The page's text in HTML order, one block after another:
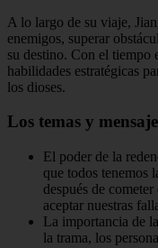
A lo largo de su viaje,
enemigos, superar
su destino. Con el tiempo
habilidades estratégicas
los dioses.
Los temas y
El poder de la
que todos tenemos
después de
aceptar nuestras
La importancia de
la trama, los